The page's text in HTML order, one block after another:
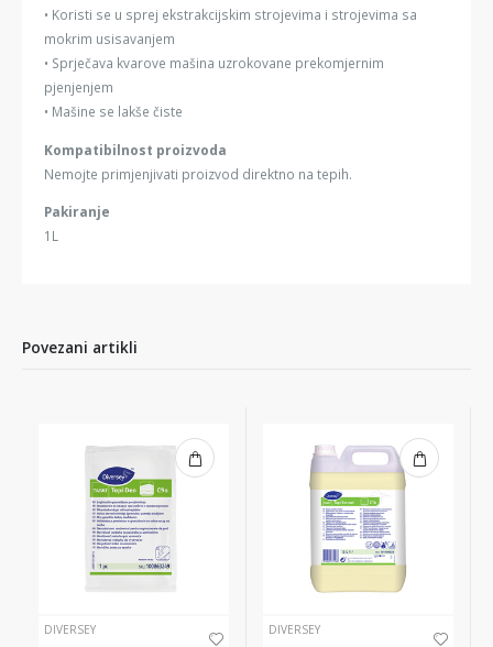
• Koristi se u sprej ekstrakcijskim strojevima i strojevima sa
mokrim usisavanjem
• Sprječava kvarove mašina uzrokovane prekomjernim
pjenjenjem
• Mašine se lakše čiste
Kompatibilnost proizvoda
Nemojte primjenjivati proizvod direktno na tepih.
Pakiranje
1L
Povezani artikli
DIVERSEY DIVERSEY